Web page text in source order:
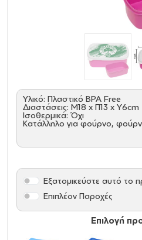
Υλικό: Πλαστικό BPA Free
Διαστάσεις: M18 x Π13 x Υ6cm
Ισοθερμικά: Όχι
Κατάλληλο για φούρνο,
Επιλογή
Εξατομικεύστε αυτό το
Επιπλέον Παροχές